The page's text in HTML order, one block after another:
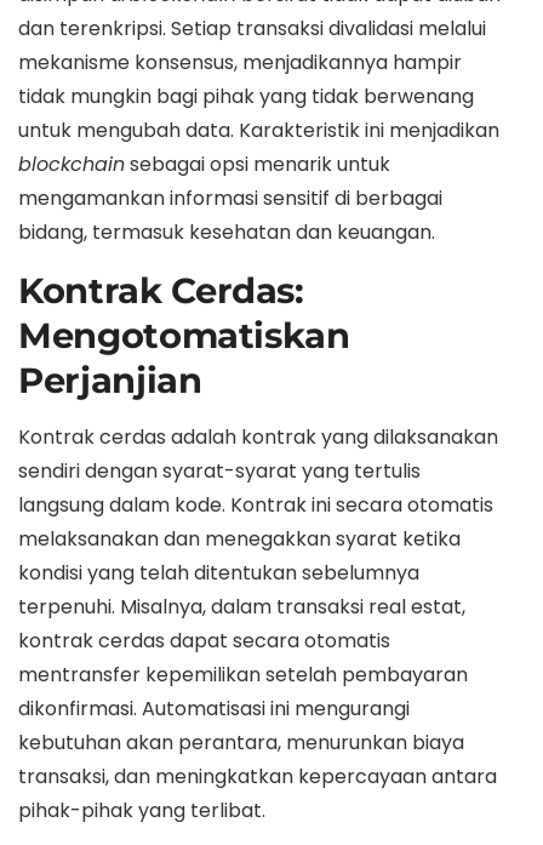
dan terenkripsi. Setiap transaksi divalidasi melalui
mekanisme konsensus, menjadikannya hampir
tidak mungkin bagi pihak yang tidak berwenang
untuk mengubah data. Karakteristik ini menjadikan
blockchainsebagai opsi menarik untuk
mengamankan informasi sensitif di berbagai
bidang, termasuk kesehatan dan keuangan.
Kontrak Cerdas:
Mengotomatiskan
Perjanjian
Kontrak cerdas adalah kontrak yang dilaksanakan
sendiri dengan syarat-syarat yang tertulis
langsung dalam kode. Kontrak ini secara otomatis
melaksanakan dan menegakkan syarat ketika
kondisi yang telah ditentukan sebelumnya
terpenuhi. Misalnya, dalam transaksi real estat,
kontrak cerdas dapat secara otomatis
mentransfer kepemilikan setelah pembayaran
dikonfirmasi. Automatisasi ini mengurangi
kebutuhan akan perantara, menurunkan biaya
transaksi, dan meningkatkan kepercayaan antara
pihak-pihak yang terlibat.